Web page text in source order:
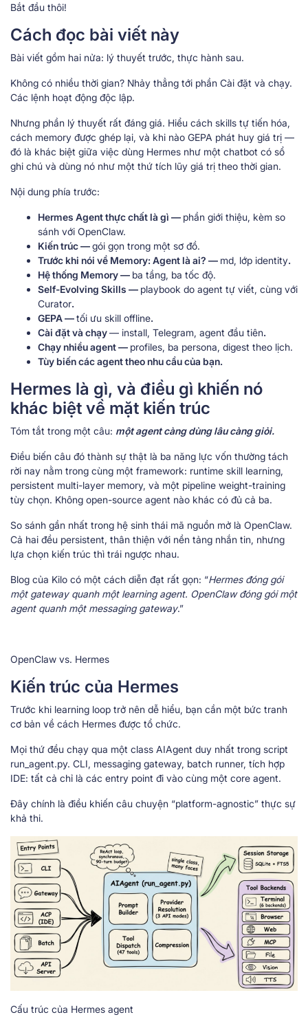
Bắt đầu thôi!
Cách đọc bài viết này
Bài viết gồm hai nửa: lý thuyết trước, thực hành sau.
Không có nhiều thời gian? Nhảy thẳng tới phần Cài đặt và chạy.
Các lệnh hoạt động độc lập.
Nhưng phần lý thuyết rất đáng giá. Hiểu cách skills tự tiến hóa,
cách memory được ghép lại, và khi nào GEPA phát huy giá trị —
đó là khác biệt giữa việc dùng Hermes như một chatbot có sổ
ghi chú và dùng nó như một thứ tích lũy giá trị theo thời gian.
Nội dung phía trước:
Hermes Agent thực chất là gì — phần giới thiệu, kèm so
sánh với OpenClaw.
Kiến trúc —gói gọn trong một sơ đồ.
Trước khi nói về Memory: Agent là ai? — md, lớp identity.
Hệ thống Memory — ba tầng, ba tốc độ.
Self-Evolving Skills — playbook do agent tự viết, cùng với
Curator.
GEPA —tối ưu skill offline.
Cài đặt và chạy— install, Telegram, agent đầu tiên.
Chạy nhiều agent — profiles, ba persona, digest theo lịch.
Tùy biến các agent theo nhu cầu của bạn.
Hermes là gì, và điều gì khiến nó
khác biệt về mặt kiến trúc
Tóm tắt trong một câu: một agent càng dùng lâu càng giỏi.
Điều biến câu đó thành sự thật là ba năng lực vốn thường tách
rời nay nằm trong cùng một framework: runtime skill learning,
persistent multi-layer memory, và một pipeline weight-training
tùy chọn. Không open-source agent nào khác có đủ cả ba.
So sánh gần nhất trong hệ sinh thái mã nguồn mở là OpenClaw.
Cả hai đều persistent, thân thiện với nền tảng nhắn tin, nhưng
lựa chọn kiến trúc thì trái ngược nhau.
Blog của Kilo có một cách diễn đạt rất gọn: “Hermes đóng gói
một gateway quanh một learning agent. OpenClaw đóng gói một
agent quanh một messaging gateway.”
OpenClaw vs. Hermes
Kiến trúc của Hermes
Trước khi learning loop trở nên dễ hiểu, bạn cần một bức tranh
cơ bản về cách Hermes được tổ chức.
Mọi thứ đều chạy qua một class AIAgent duy nhất trong script
run_agent.py. CLI, messaging gateway, batch runner, tích hợp
IDE: tất cả chỉ là các entry point đi vào cùng một core agent.
Đây chính là điều khiến câu chuyện “platform-agnostic” thực sự
khả thi.
Cấu trúc của Hermes agent